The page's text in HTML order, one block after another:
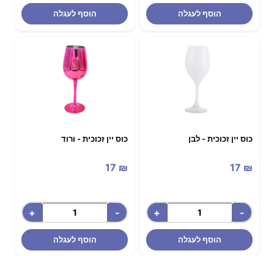
הוסף לעגלה הוסף לעגלה
כוס יין זכוכית - לבן
17 ₪
-
+
הוסף לעגלה
כוס יין זכוכית - ורוד
17 ₪
-
+
הוסף לעגלה